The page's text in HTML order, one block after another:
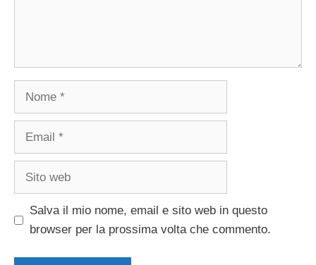
Nome
Email
Sito
Salva il mio nome, email e sito web in questo
browser per la prossima volta che commento.